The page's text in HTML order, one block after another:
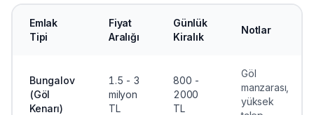
Emlak
Tipi
Fiyat
Aralığı
Günlük
Kiralık
Notlar
Bungalov
(Göl
Kenarı)
1.5 - 3
milyon
TL
800 -
2000
TL
Göl
manzarası,
yüksek